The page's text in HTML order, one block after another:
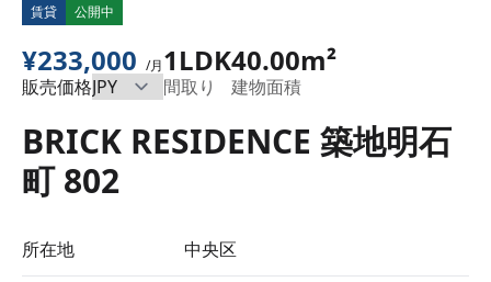
賃貸 公開中
¥233,000 /月
販売価格
1LDK
間取り
40.00m²
建物面積
BRICK RESIDENCE 築地明石
町 802
所在地 中央区